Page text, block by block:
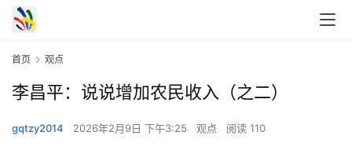
首页 观点
李昌平：说说增加农民收入（之二）
gqtzy2014 2026年2月9日 下午3:25 观点 阅读 110